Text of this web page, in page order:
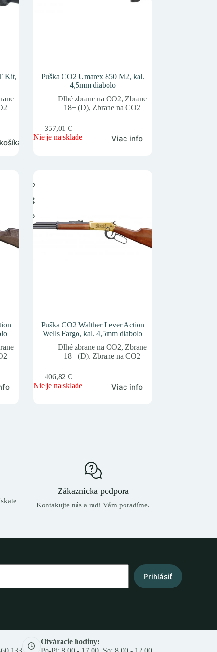
Kit,
Puška CO2 Umarex 850 M2, kal.
4,5mm diabolo
Dlhé zbrane na CO2, Zbrane
18+ (D), Zbrane na CO2
357,01 €
Nie je na sklade
Viac info
Puška CO2 Walther Lever Action
Wells Fargo, kal. 4,5mm diabolo
Dlhé zbrane na CO2, Zbrane
18+ (D), Zbrane na CO2
406,82 €
Nie je na sklade
Viac info
Zákaznícka podpora
Kontakujte nás a radi Vám poradíme.
Prihlásiť
133
Otváracie hodiny:
Po-Pi: 8.00 - 17.00, So: 8.00 - 12.00